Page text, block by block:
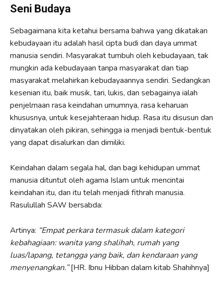
Seni Budaya
Sebagaimana kita ketahui bersama bahwa yang dikatakan
kebudayaan itu adalah hasil cipta budi dan daya ummat
manusia sendiri. Masyarakat tumbuh oleh kebudayaan, tak
mungkin ada kebudayaan tanpa masyarakat dan tiap
masyarakat melahirkan kebudayaannya sendiri. Sedangkan
kesenian itu, baik musik, tari, lukis, dan sebagainya ialah
penjelmaan rasa keindahan umumnya, rasa keharuan
khususnya, untuk kesejahteraan hidup. Rasa itu disusun dan
dinyatakan oleh pikiran, sehingga ia menjadi bentuk-bentuk
yang dapat disalurkan dan dimiliki.
Keindahan dalam segala hal, dan bagi kehidupan ummat
manusia dituntut oleh agama Islam untuk mencintai
keindahan itu, dan itu telah menjadi fithrah manusia.
Rasulullah SAW bersabda:
Artinya: “Empat perkara termasuk dalam kategori
kebahagiaan: wanita yang shalihah, rumah yang
luas/lapang, tetangga yang baik, dan kendaraan yang
menyenangkan.”[HR. Ibnu Hibban dalam kitab Shahihnya]